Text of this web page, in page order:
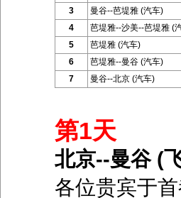
3
曼谷--芭堤雅 (汽车)
4
芭堤雅--沙美--芭堤雅 (
5
芭堤雅 (汽车)
6
芭堤雅--曼谷 (汽车)
7
曼谷--北京 (汽车)
第1天
北京--曼谷 (
各位贵宾于